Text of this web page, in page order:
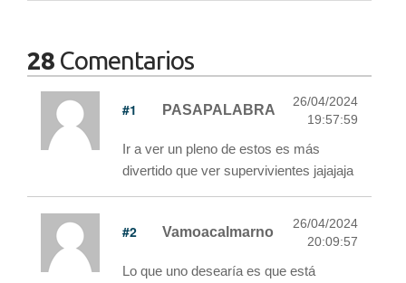
28 Comentarios
#1 PASAPALABRA
26/04/2024
19:57:59
Ir a ver un pleno de estos es más
divertido que ver supervivientes jajajaja
#2 Vamoacalmarno
26/04/2024
20:09:57
Lo que uno desearía es que está